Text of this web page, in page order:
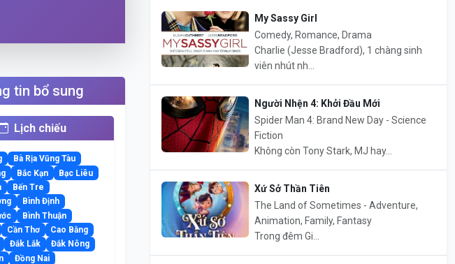
tin bổ sung
Lịch chiếu
Bà Rịa Vũng Tàu
Bắc Kạn
Bạc Liêu
Bến Tre
Bình Định
Bình Thuận
Cần Thơ
Cao Bằng
Đắk Lắk
Đắk Nông
Đồng Nai
My Sassy Girl
Comedy, Romance, Drama
Charlie (Jesse Bradford), 1 chàng sinh
viên nhút nh...
Người Nhện 4: Khởi Đầu Mới
Spider Man 4: Brand New Day - Science
Fiction
Không còn Tony Stark, MJ hay...
Xứ Sở Thần Tiên
The Land of Sometimes - Adventure,
Animation, Family, Fantasy
Trong đêm Gi...